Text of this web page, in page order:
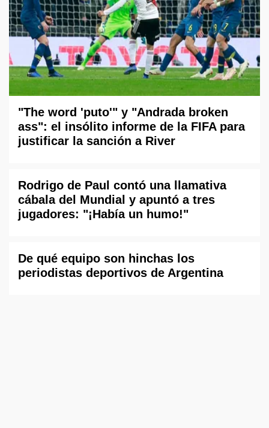
"The word 'puto'" y "Andrada broken
ass": el insólito informe de la FIFA para
justificar la sanción a River
Rodrigo de Paul contó una llamativa
cábala del Mundial y apuntó a tres
jugadores: "¡Había un humo!"
De qué equipo son hinchas los
periodistas deportivos de Argentina